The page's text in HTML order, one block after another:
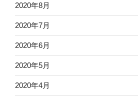
2020年8月
2020年7月
2020年6月
2020年5月
2020年4月